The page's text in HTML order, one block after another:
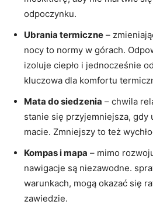
odpoczynku.
Ubrania termiczne –
nocy to⁢ normy w górach.
izoluje ciepło ​i ⁤jednocześnie
kluczowa dla komfortu⁣
Mata do siedzenia – chwila
stanie się przyjemniejsza, gdy
⁣macie. Zmniejszy to też
Kompas i mapa – mimo
nawigacje są niezawodne.
warunkach, mogą okazać się
zawiedzie.